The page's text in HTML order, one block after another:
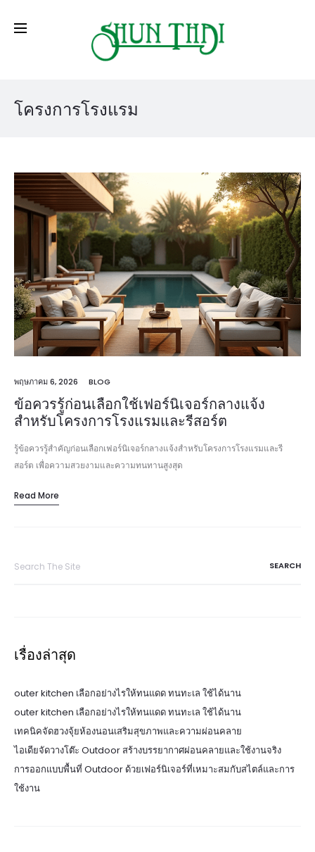
โครงการโรงแรม
พฤษภาคม 6, 2026 BLOG
ข้อควรรู้ก่อนเลือกใช้เฟอร์นิเจอร์กลางแจ้ง
สำหรับโครงการโรงแรมและรีสอร์ต
รู้ข้อควรรู้สำคัญก่อนเลือกเฟอร์นิเจอร์กลางแจ้งสำหรับโครงการโรงแรมและรี
สอร์ต เพื่อความสวยงามและความทนทานสูงสุด
Read More
เรื่องล่าสุด
outer kitchen เลือกอย่างไรให้ทนแดด ทนทะเล ใช้ได้นาน
outer kitchen เลือกอย่างไรให้ทนแดด ทนทะเล ใช้ได้นาน
เทคนิคจัดฮวงจุ้ยห้องนอนเสริมสุขภาพและความผ่อนคลาย
ไอเดียจัดวางโต๊ะ Outdoor สร้างบรรยากาศผ่อนคลายและใช้งานจริง
การออกแบบพื้นที่ Outdoor ด้วยเฟอร์นิเจอร์ที่เหมาะสมกับสไตล์และการ
ใช้งาน